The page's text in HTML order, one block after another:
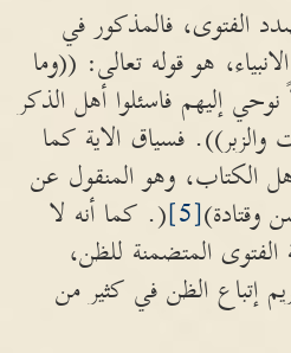
الفتوى، فالمذكور في
هو قوله تعالى: ((وما
إليهم فاسئلوا أهل الذكر
والزبر)). فسياق الاية كما
الكتاب، وهو المنقول عن
وقتادة)[5]
(. كما أنه لا
المتضمنة للظن،
إتباع الظن في كثير من